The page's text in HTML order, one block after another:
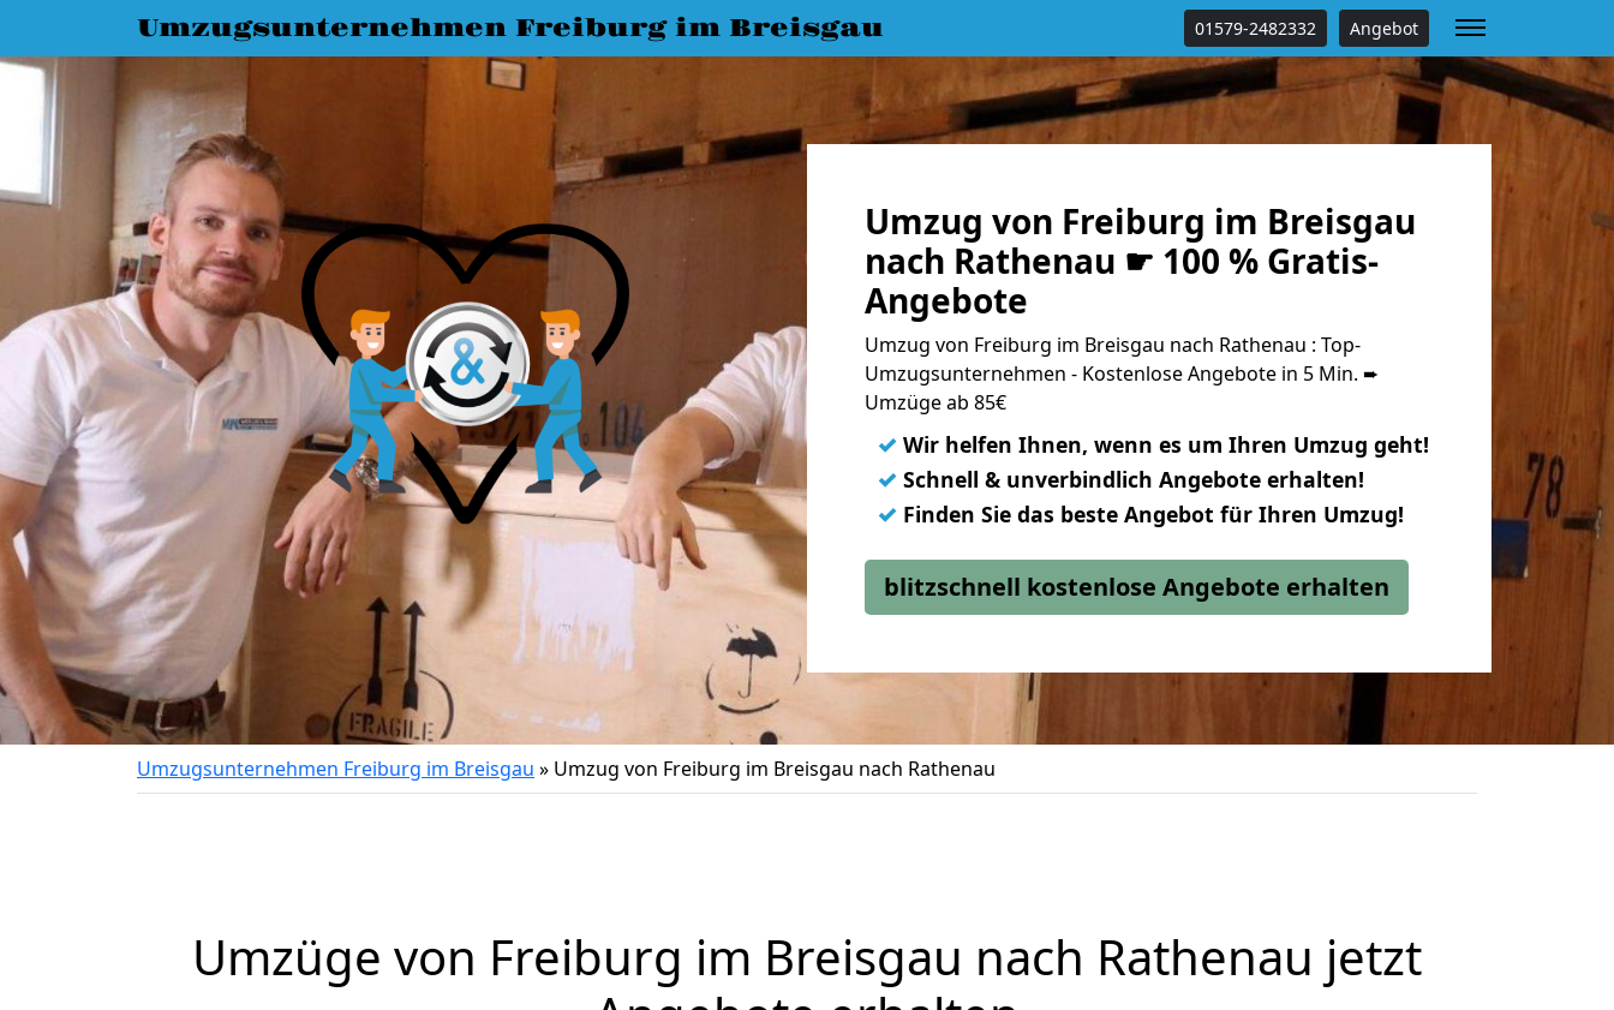
Umzugsunternehmen Freiburg im Breisgau 01579-2482332 Angebot
Umzug von Freiburg im Breisgau
nach Rathenau ☛ 100 % Gratis-
Angebote
Umzug von Freiburg im Breisgau nach Rathenau : Top-
Umzugsunternehmen - Kostenlose Angebote in 5 Min. ➨
Umzüge ab 85€
✓ Wir helfen Ihnen, wenn es um Ihren Umzug geht!
✓ Schnell & unverbindlich Angebote erhalten!
✓ Finden Sie das beste Angebot für Ihren Umzug!
blitzschnell kostenlose Angebote erhalten
Umzugsunternehmen Freiburg im Breisgau » Umzug von Freiburg im Breisgau nach Rathenau
Umzüge von Freiburg im Breisgau nach Rathenau jetzt